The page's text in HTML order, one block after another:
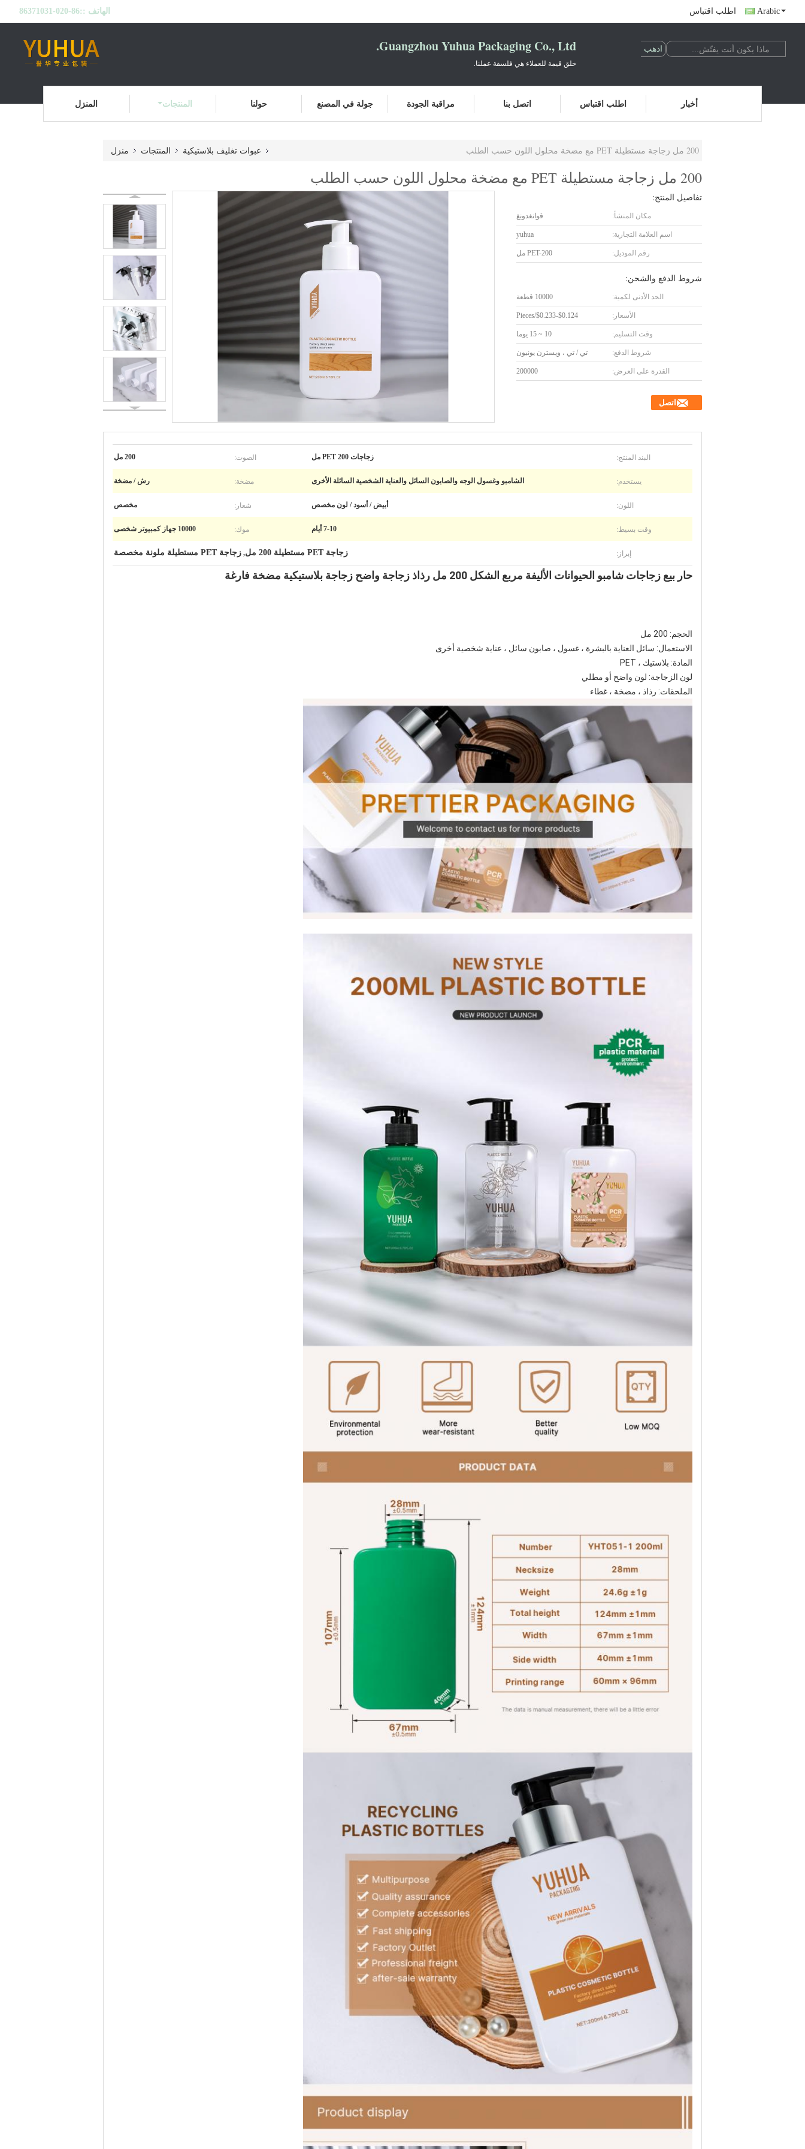
الهاتف ::86-020-86371031 اطلب اقتباس Arabic
Guangzhou Yuhua Packaging Co., Ltd.
خلق قيمة للعملاء هي فلسفة عملنا.
المنزل المنتجات حولنا جولة في المصنع مراقبة الجودة اتصل بنا اطلب اقتباس أخبار
منزل المنتجات عبوات تغليف بلاستيكية 200 مل زجاجة مستطيلة PET مع مضخة محلول اللون حسب الطلب
200 مل زجاجة مستطيلة PET مع مضخة محلول اللون حسب الطلب
تفاصيل المنتج:
مكان المنشأ: قوانغدونغ
اسم العلامة التجارية: yuhua
رقم الموديل: PET-200 مل
شروط الدفع والشحن:
الحد الأدنى لكمية: 10000 قطعة
الأسعار: $0.124-$0.233/Pieces
وقت التسليم: 10 ~ 15 يوما
شروط الدفع: تي / تي ، ويسترن يونيون
القدرة على العرض: 200000
اتصل
البند المنتج: زجاجات PET 200 مل الصوت: 200 مل
يستخدم: الشامبو وغسول الوجه والصابون السائل والعناية الشخصية السائلة الأخرى مضخة: رش / مضخة
اللون: أبيض / أسود / لون مخصص شعار: مخصص
وقت بسيط: 7-10 أيام موك: 10000 جهاز كمبيوتر شخصى
إبراز: زجاجة PET مستطيلة 200 مل , زجاجة PET مستطيلة ملونة مخصصة
حار بيع زجاجات شامبو الحيوانات الأليفة مربع الشكل 200 مل رذاذ زجاجة واضح زجاجة بلاستيكية مضخة فارغة
الحجم: 200 مل
الاستعمال: سائل العناية بالبشرة ، غسول ، صابون سائل ، عناية شخصية أخرى
المادة: بلاستيك ، PET
لون الزجاجة: لون واضح أو مطلي
الملحقات: رذاذ ، مضخة ، غطاء